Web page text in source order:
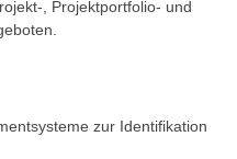
, Projektportfolio- und
zur Identifikation